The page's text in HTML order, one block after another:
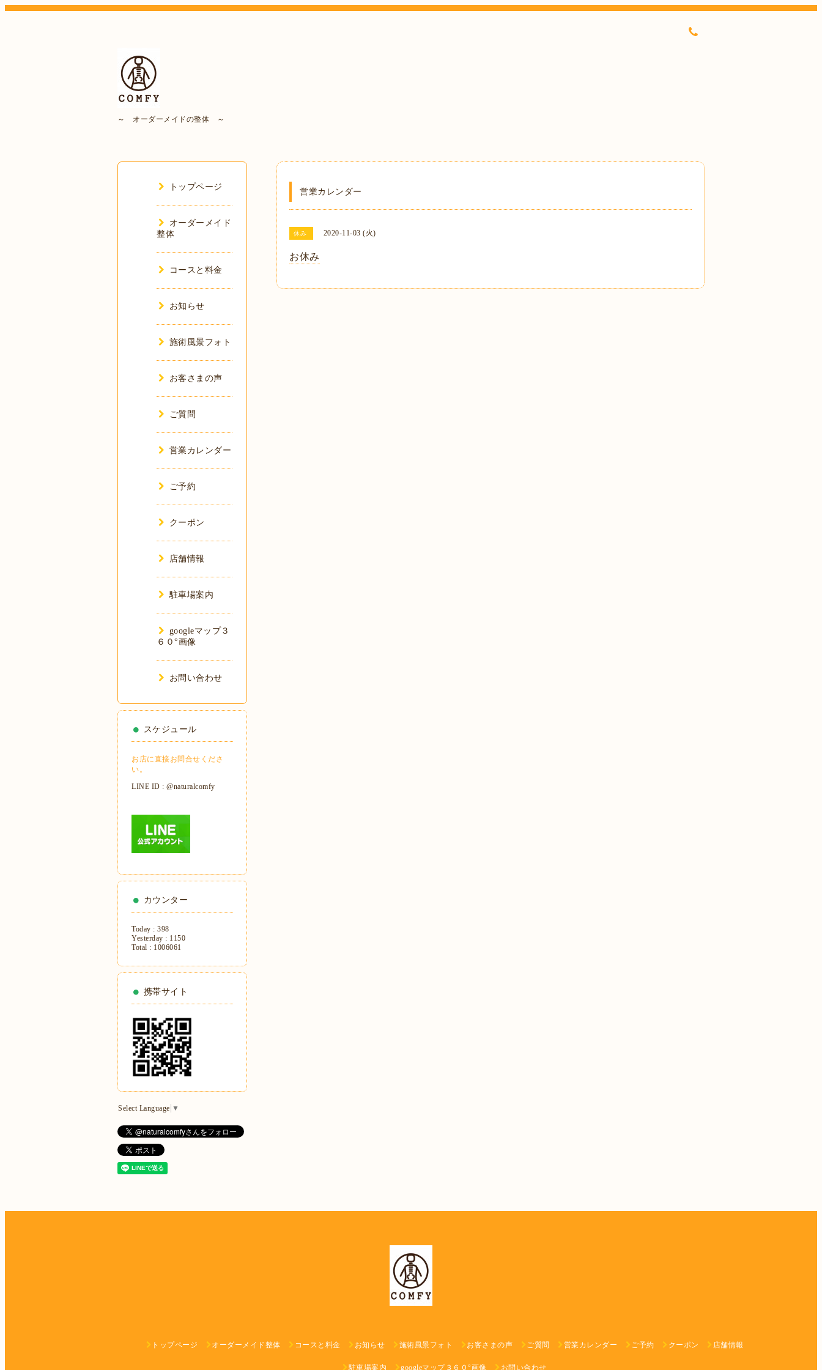
～ オーダーメイドの整体 ～
営業カレンダー
休み 2020-11-03 (火)
お休み
トップページ
オーダーメイド
整体
コースと料金
お知らせ
施術風景フォト
お客さまの声
ご質問
営業カレンダー
ご予約
クーポン
店舗情報
駐車場案内
googleマップ３
６０°画像
お問い合わせ
スケジュール
お店に直接お問合せくださ
い。
LINE ID : @naturalcomfy
カウンター
Today : 398
Yesterday : 1150
Total : 1006061
携帯サイト
Select Language ▼
トップページ オーダーメイド整体 コースと料金 お知らせ 施術風景フォト お客さまの声 ご質問 営業カレンダー ご予約 クーポン 店舗情報
駐車場案内 googleマップ３６０°画像 お問い合わせ